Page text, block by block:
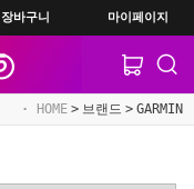
장바구니 마이페이지
HOME 브랜드 GARMIN